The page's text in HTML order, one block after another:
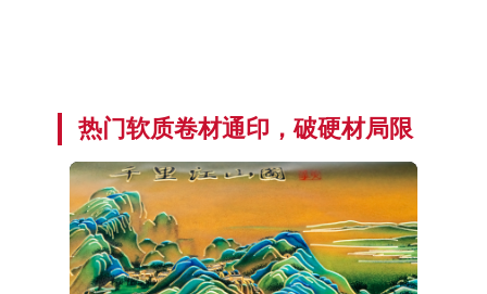
热门软质卷材通印，破硬材局限